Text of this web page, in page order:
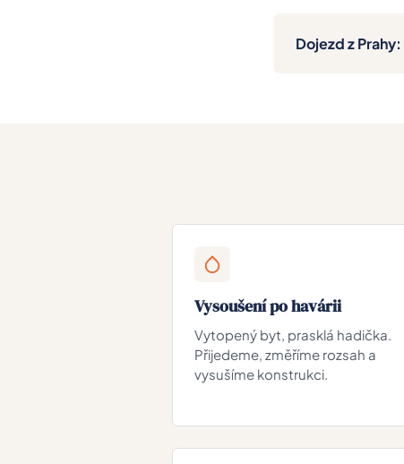
Dojezd z Prahy:
Vysoušení po havárii
Vytopený byt, prasklá hadička.
Přijedeme, změříme rozsah a
vysušíme konstrukci.